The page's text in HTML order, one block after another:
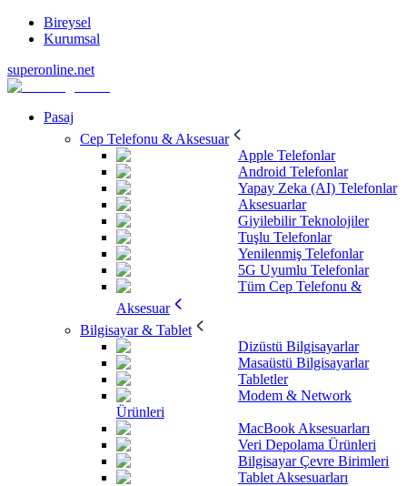
Bireysel
Kurumsal
superonline.net
Pasaj
Cep Telefonu & Aksesuar
Apple Telefonlar
Android Telefonlar
Yapay Zeka (AI) Telefonlar
Aksesuarlar
Giyilebilir Teknolojiler
Tuşlu Telefonlar
Yenilenmiş Telefonlar
5G Uyumlu Telefonlar
Tüm Cep Telefonu &
Aksesuar
Bilgisayar & Tablet
Dizüstü Bilgisayarlar
Masaüstü Bilgisayarlar
Tabletler
Modem & Network
Ürünleri
MacBook Aksesuarları
Veri Depolama Ürünleri
Bilgisayar Çevre Birimleri
Tablet Aksesuarları